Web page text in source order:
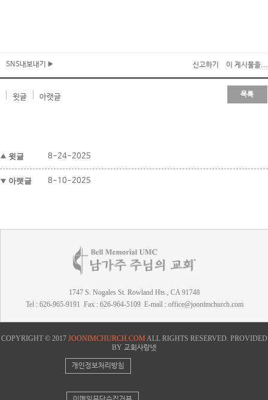
SNS내보내기 신고하기 이 게시물을...
윗글 아랫글 목록
윗글 8-24-2025
아랫글 8-10-2025
1747 S. Nogales St. Rowland Hts., CA 91748
Tel : 626-965-9191 Fax : 626-964-5109 E-mail : office@joonimchurch.com
COPYRIGHT © 2017 JOONIMCHURCH.COM ALL RIGHTS RESERVED. PROVIDED
BY 교회사랑넷
개인정보처리방침